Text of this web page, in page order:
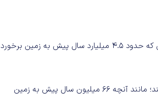
این ژئوشیمی‌دان درنهایت گفت ارائه تعریفی دقیق‌تر از ماهیت سیارک‌هایی که حدود 4.5 میلیارد سال پیش به زمین برخورد
دانشمندان بر این باورند که ممکن است آب را سیارک‌ها به زمین آورده باشند؛ مانند آنچه 66 میلیون سال پیش به زمین